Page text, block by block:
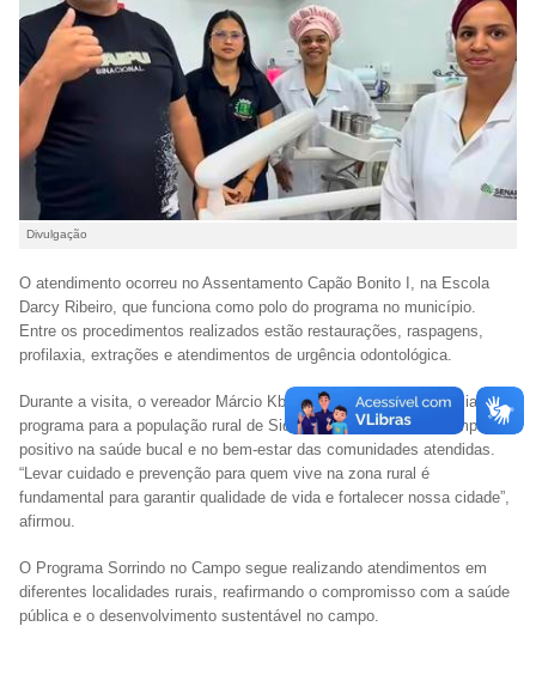
Divulgação
O atendimento ocorreu no Assentamento Capão Bonito I, na Escola
Darcy Ribeiro, que funciona como polo do programa no município.
Entre os procedimentos realizados estão restaurações, raspagens,
profilaxia, extrações e atendimentos de urgência odontológica.
Durante a visita, o vereador Márcio Kbeça ressaltou a importância do
programa para a população rural de Sidrolândia, destacando o impacto
positivo na saúde bucal e no bem-estar das comunidades atendidas.
“Levar cuidado e prevenção para quem vive na zona rural é
fundamental para garantir qualidade de vida e fortalecer nossa cidade”,
afirmou.
O Programa Sorrindo no Campo segue realizando atendimentos em
diferentes localidades rurais, reafirmando o compromisso com a saúde
pública e o desenvolvimento sustentável no campo.